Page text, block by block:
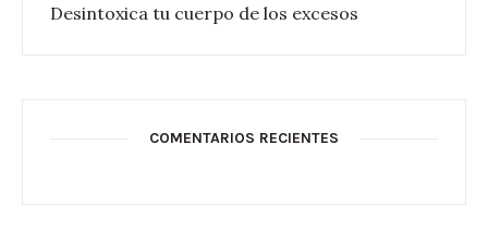
Desintoxica tu cuerpo de los excesos
COMENTARIOS RECIENTES